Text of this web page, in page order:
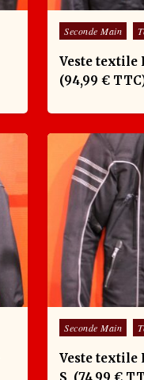
Posted in
Seconde Main
Veste textile
(94,99 €
Posted in
Seconde Main
Veste textile
S (74,99 €